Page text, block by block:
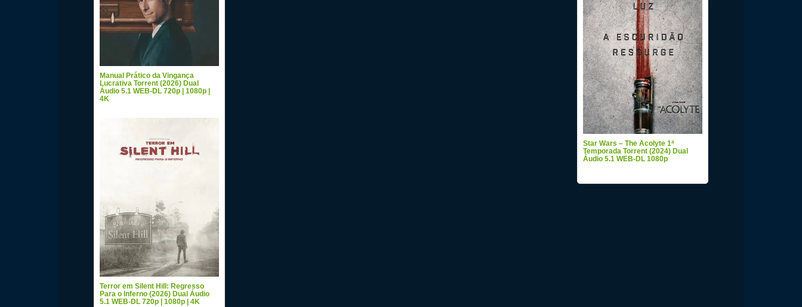
Manual Prático da Vingança
Lucrativa Torrent (2026) Dual
Áudio 5.1 WEB-DL 720p | 1080p |
4K
Terror em Silent Hill: Regresso
Para o Inferno (2026) Dual Áudio
5.1 WEB-DL 720p | 1080p | 4K
Star Wars – The Acolyte 1ª
Temporada Torrent (2024) Dual
Áudio 5.1 WEB-DL 1080p